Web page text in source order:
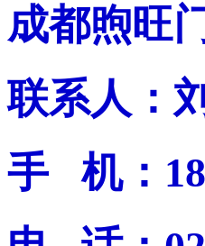
成都煦旺
联系人：
手 机：